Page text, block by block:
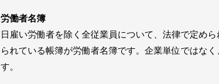
労働者名簿
日雇い労働者を除く全従業員について、法律で定め
られている帳簿が労働者名簿です。企業単位ではな
す。